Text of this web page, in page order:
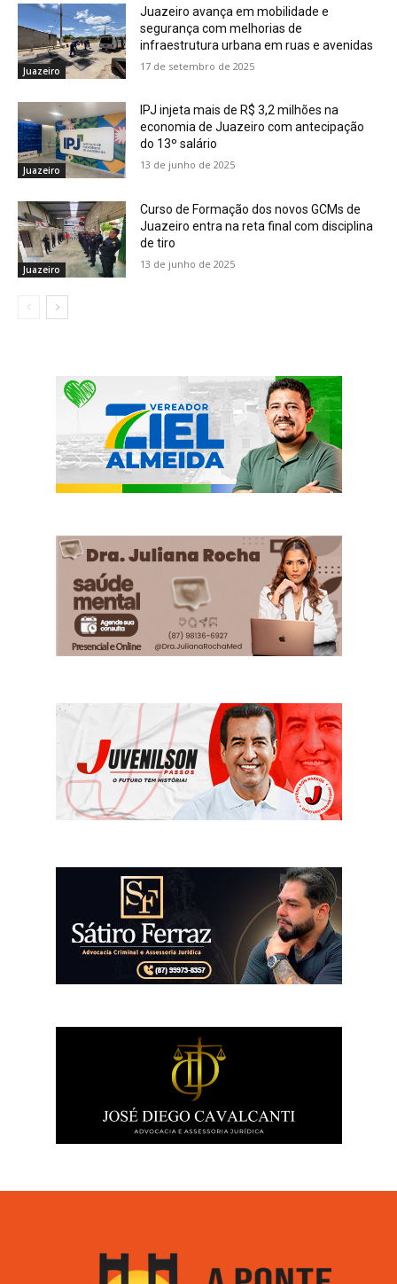
Juazeiro
Juazeiro avança em mobilidade e
segurança com melhorias de
infraestrutura urbana em ruas e avenidas
17 de setembro de 2025
Juazeiro
IPJ injeta mais de R$ 3,2 milhões na
economia de Juazeiro com antecipação
do 13º salário
13 de junho de 2025
Juazeiro
Curso de Formação dos novos GCMs de
Juazeiro entra na reta final com disciplina
de tiro
13 de junho de 2025